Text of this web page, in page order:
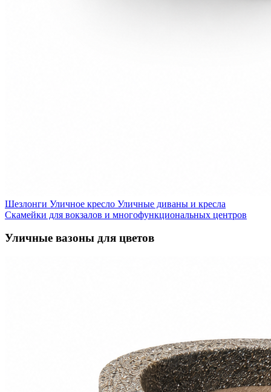
Шезлонги Уличное кресло Уличные диваны и кресла
Скамейки для вокзалов и многофункциональных центров
Уличные вазоны для цветов